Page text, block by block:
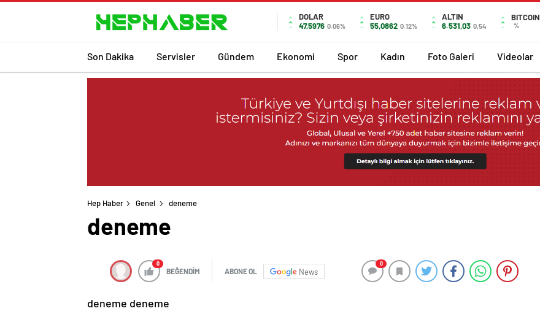
DOLAR
47,5976 0.06%
EURO
55,0862 0.12%
ALTIN
6.531,03 0,54
BITCOIN
%
Son Dakika Servisler Gündem Ekonomi Spor Kadın Foto Galeri Videolar
Hep Haber Genel deneme
deneme
0
BEĞENDİM ABONE OL News
0
deneme deneme